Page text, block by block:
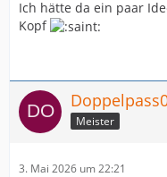
Ich hätte da ein paar
Kopf
Meister
3. Mai 2026 um 22:21